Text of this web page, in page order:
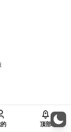
顶部